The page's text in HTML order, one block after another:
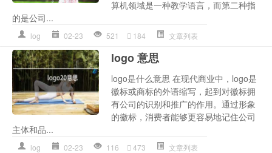
算机领域是一种教学语言，而第二种指
的是公司...
log 02-23 521 184 文章列表
logo 意思
logo是什么意思 在现代商业中，logo是
徽标或商标的外语缩写，起到对徽标拥
有公司的识别和推广的作用。通过形象
的徽标，消费者能够更容易地记住公司
主体和品...
log 02-23 116 473 文章列表